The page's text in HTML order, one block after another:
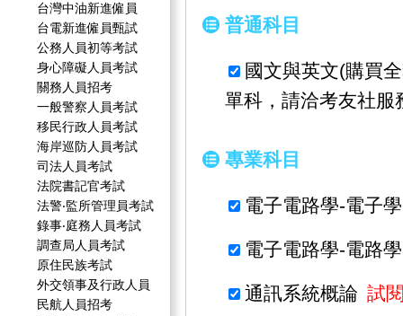
台灣中油新進僱員
台電新進僱員甄試
公務人員初等考試
身心障礙人員考試
關務人員招考
一般警察人員考試
移民行政人員考試
海岸巡防人員考試
司法人員考試
法院書記官考試
法警‧監所管理員考試
錄事‧庭務人員考試
調查局人員考試
原住民族考試
外交領事及行政人員
民航人員招考
普通科目
國文與英文(購買
單科，請洽考友社服
專業科目
電子電路學-電子學
電子電路學-電路學
通訊系統概論 試